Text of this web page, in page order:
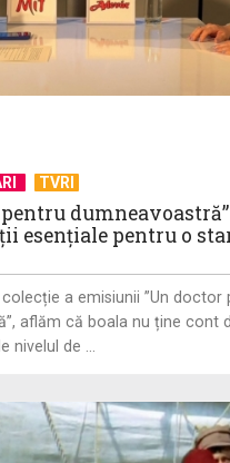
al Balcanilor
TVRI
esențiale pentru o
a emisiunii ”Un doctor
aflăm că boala nu ține cont
nivelul de ...